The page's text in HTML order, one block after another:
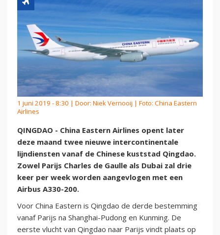
1 juni 2019 - 8:30 | Door: Niek Vernooij | Foto: China Eastern
Airlines
QINGDAO - China Eastern Airlines opent later
deze maand twee nieuwe intercontinentale
lijndiensten vanaf de Chinese kuststad Qingdao.
Zowel Parijs Charles de Gaulle als Dubai zal drie
keer per week worden aangevlogen met een
Airbus A330-200.
Voor China Eastern is Qingdao de derde bestemming
vanaf Parijs na Shanghai-Pudong en Kunming. De
eerste vlucht van Qingdao naar Parijs vindt plaats op